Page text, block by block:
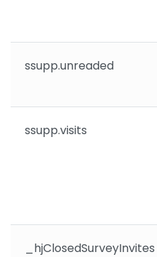
ssupp.unreaded
ssupp.visits
_hjClosedSurveyInvites